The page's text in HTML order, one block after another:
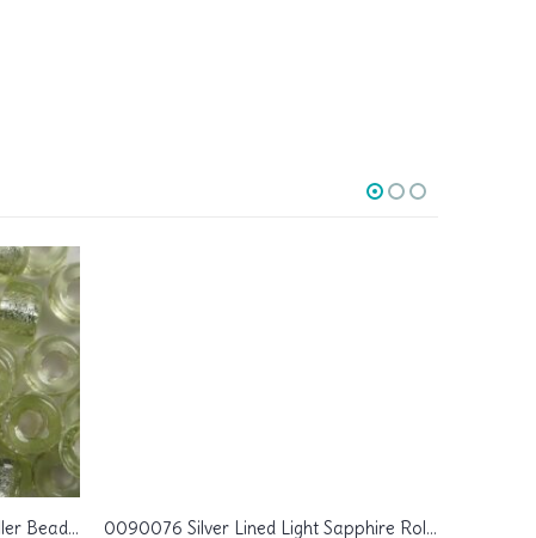
0130037 Silver Lined Jonquil Roller Bead. 50 Pc. 0090076 Silver Lined Light Sapphire Roller Bead. 50 Pc.